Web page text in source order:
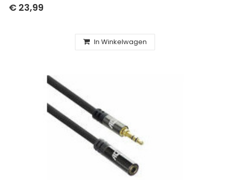
€ 23,99
In Winkelwagen